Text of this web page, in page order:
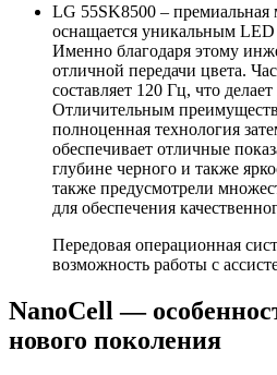
LG 55SK8500 – премиальная
оснащается уникальным
Именно благодаря этому
отличной передачи цвета.
составляет 120 Гц, что
Отличительным
полноценная технология
обеспечивает отличные
глубине черного и также
также предусмотрели
для обеспечения
Передовая операционная
возможность работы с
NanoCell —
нового поколения